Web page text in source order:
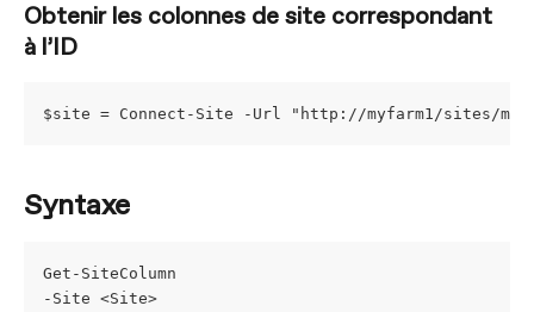
Obtenir les colonnes de site correspondant
à l’ID
$site = Connect-Site -Url "http://myfarm1/sites/
Syntaxe
Get-SiteColumn
-Site <Site>